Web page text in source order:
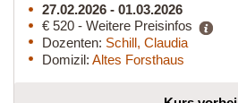
27.02.2026 - 01.03.2026
€ 520 - Weitere Preisinfos
Dozenten: Schill, Claudia
Domizil: Altes Forsthaus